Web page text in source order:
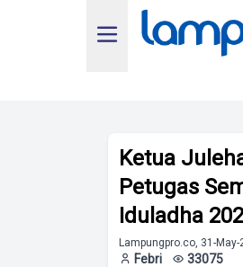
Ketua
Petugas
Iduladha
Lampungpro.co, 31-May-
Febri 33075